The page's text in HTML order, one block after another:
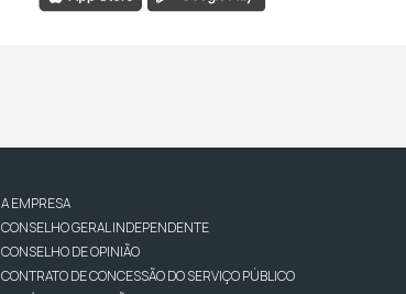
A EMPRESA
CONSELHO GERAL INDEPENDENTE
CONSELHO DE OPINIÃO
CONTRATO DE CONCESSÃO DO SERVIÇO PÚBLICO